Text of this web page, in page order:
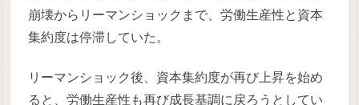
崩壊からリーマンショックまで、労働生産性と資本
集約度は停滞していた。
リーマンショック後、資本集約度が再び上昇を始め
ると、労働生産性も再び成長基調に戻ろうとしてい